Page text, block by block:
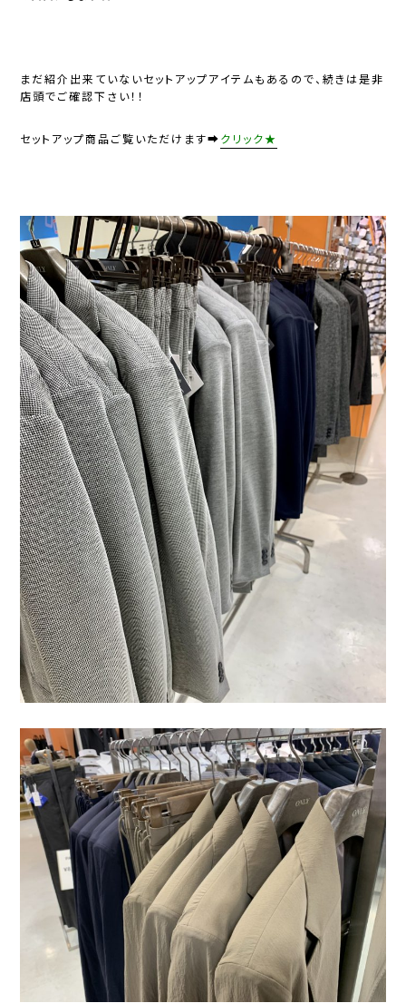
まだ紹介出来ていないセットアップアイテムもあるので、続きは是非
店頭でご確認下さい！！
セットアップ商品ご覧いただけます➡ クリック★